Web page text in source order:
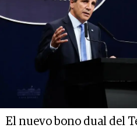
El nuevo bono dual del